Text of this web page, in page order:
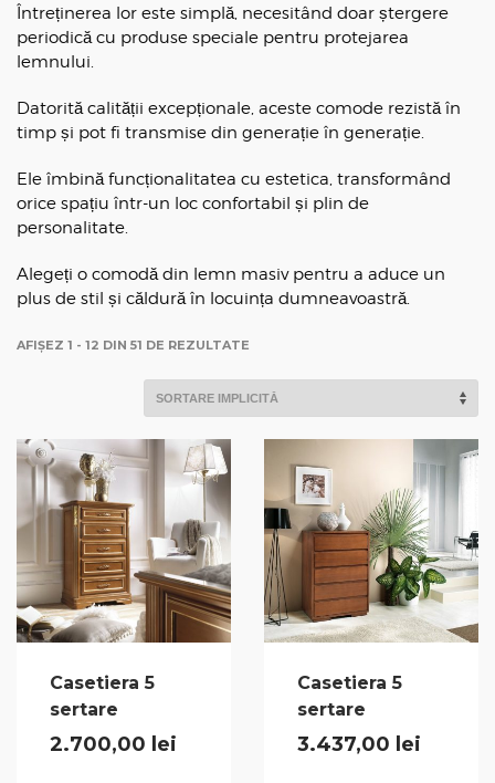
Întreținerea lor este simplă, necesitând doar ștergere
periodică cu produse speciale pentru protejarea
lemnului.
Datorită calității excepționale, aceste comode rezistă în
timp și pot fi transmise din generație în generație.
Ele îmbină funcționalitatea cu estetica, transformând
orice spațiu într-un loc confortabil și plin de
personalitate.
Alegeți o comodă din lemn masiv pentru a aduce un
plus de stil și căldură în locuința dumneavoastră.
AFIȘEZ 1 - 12 DIN 51 DE REZULTATE
Casetiera 5
sertare
2.700,00 lei
Casetiera 5
sertare
3.437,00 lei